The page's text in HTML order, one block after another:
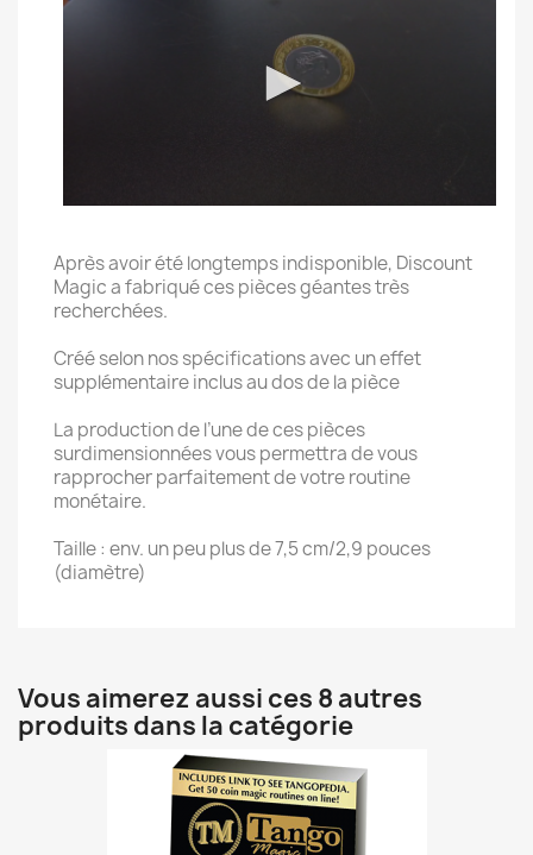
Après avoir été longtemps indisponible, Discount
Magic a fabriqué ces pièces géantes très
recherchées.
Créé selon nos spécifications avec un effet
supplémentaire inclus au dos de la pièce
La production de l’une de ces pièces
surdimensionnées vous permettra de vous
rapprocher parfaitement de votre routine
monétaire.
Taille : env. un peu plus de 7,5 cm/2,9 pouces
(diamètre)
Vous aimerez aussi ces 8 autres
produits dans la catégorie